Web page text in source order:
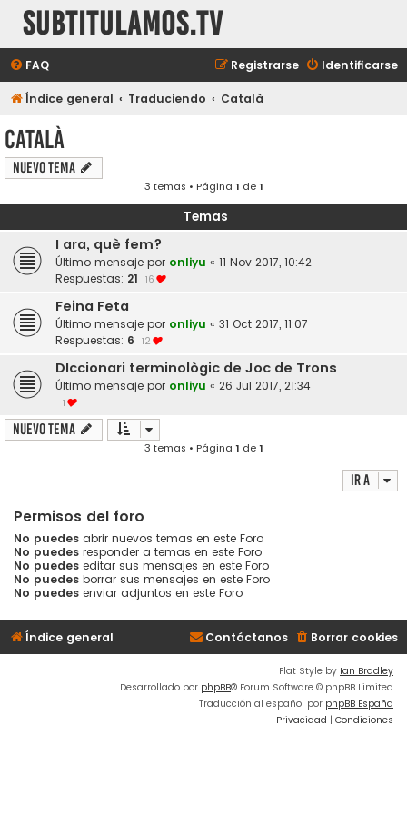
subtitulamos.tv
FAQ Identificarse
Registrarse
Índice general Traduciendo Català
Català
Nuevo Tema
3 temas • Página 1 de1
Temas
I ara, què fem?
Último mensaje por onliyu « 11 Nov 2017, 10:42
Respuestas: 21 16
Feina Feta
Último mensaje por onliyu « 31 Oct 2017, 11:07
Respuestas: 6 12
DIccionari terminològic de Joc de Trons
Último mensaje por onliyu « 26 Jul 2017, 21:34
1
Nuevo Tema
3 temas • Página 1 de1
Ir a
Permisos del foro
No puedes abrir nuevos temas en este Foro
No puedes responder a temas en este Foro
No puedes editar sus mensajes en este Foro
No puedes borrar sus mensajes en este Foro
No puedes enviar adjuntos en este Foro
Índice general Borrar cookies
Contáctanos
Flat Style by Ian Bradley
Desarrollado por phpBB® Forum Software © phpBB Limited
Traducción al español por phpBB España
Privacidad | Condiciones